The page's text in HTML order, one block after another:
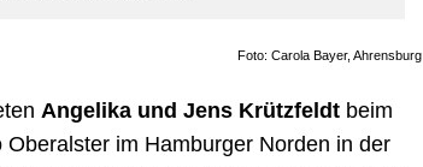
Foto: Carola Bayer, Ahrensburg
Angelika und Jens Krützfeldtbeim
im Hamburger Norden in der